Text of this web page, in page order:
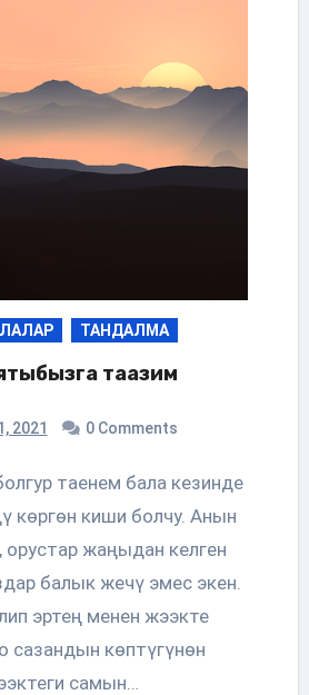
ТАНДАЛМА
таазим
2021 0 Comments
таенем бала кезинде
көргөн киши болчу. Анын
жаңыдан келген
балык жечү эмес экен.
эртең менен жээкте
сазандын көптүгүнөн
самын…